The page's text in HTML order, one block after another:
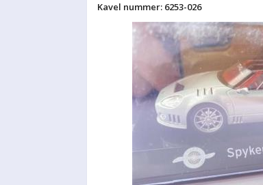
Kavel nummer: 6253-026